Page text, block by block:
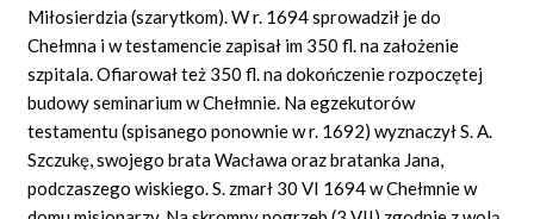
Miłosierdzia (szarytkom). W r. 1694 sprowadził je do
Chełmna i w testamencie zapisał im 350 fl. na założenie
szpitala. Ofiarował też 350 fl. na dokończenie rozpoczętej
budowy seminarium w Chełmnie. Na egzekutorów
testamentu (spisanego ponownie w r. 1692) wyznaczył S. A.
Szczukę, swojego brata Wacława oraz bratanka Jana,
podczaszego wiskiego. S. zmarł 30 VI 1694 w Chełmnie w